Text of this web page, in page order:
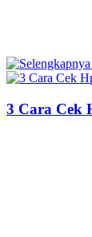
3 Cara Cek